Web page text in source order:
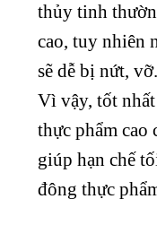
thủy tinh
cao, tuy nhiên
sẽ dễ bị nứt, vỡ.
Vì vậy, tốt
thực phẩm
giúp hạn chế
đông thực